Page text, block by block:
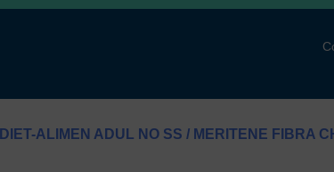
DIET-ALIMEN ADUL NO SS / MERITENE FIBRA